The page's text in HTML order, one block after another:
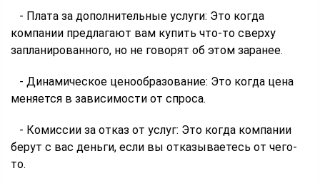
- Плата за дополнительные услуги: Это когда
компании предлагают вам купить что-то сверху
запланированного, но не говорят об этом заранее.
- Динамическое ценообразование: Это когда цена
меняется в зависимости от спроса.
- Комиссии за отказ от услуг: Это когда компании
берут с вас деньги, если вы отказываетесь от чего-
то.